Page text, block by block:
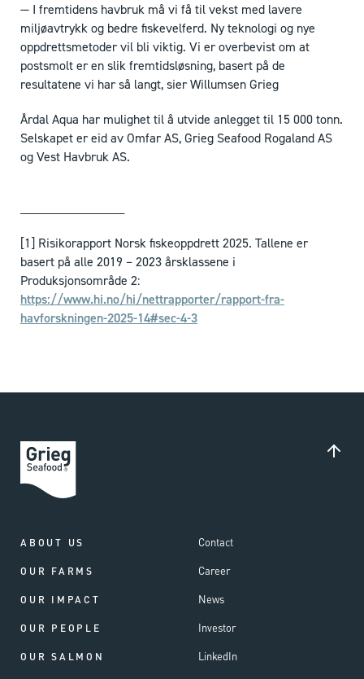
— I fremtidens havbruk må vi få til vekst med lavere
miljøavtrykk og bedre fiskevelferd. Ny teknologi og nye
oppdrettsmetoder vil bli viktig. Vi er overbevist om at
postsmolt er en slik fremtidsløsning, basert på de
resultatene vi har så langt, sier Willumsen Grieg
Årdal Aqua har mulighet til å utvide anlegget til 15 000 tonn.
Selskapet er eid av Omfar AS, Grieg Seafood Rogaland AS
og Vest Havbruk AS.
[1] Risikorapport Norsk fiskeoppdrett 2025. Tallene er
basert på alle 2019 – 2023 årsklassene i
Produksjonsområde 2:
https://www.hi.no/hi/nettrapporter/rapport-fra-
havforskningen-2025-14#sec-4-3
ABOUT US
OUR FARMS
OUR IMPACT
OUR PEOPLE
OUR SALMON
Contact
Career
News
Investor
LinkedIn